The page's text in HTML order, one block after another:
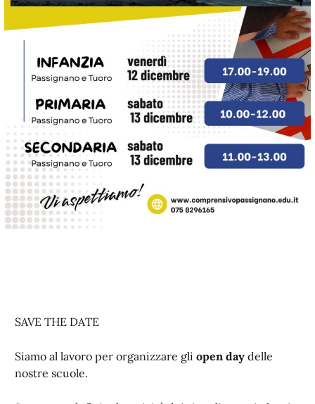
SAVE THE DATE
Siamo al lavoro per organizzare gli open day delle
nostre scuole.